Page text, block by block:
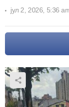
јул 2, 2026, 5:36